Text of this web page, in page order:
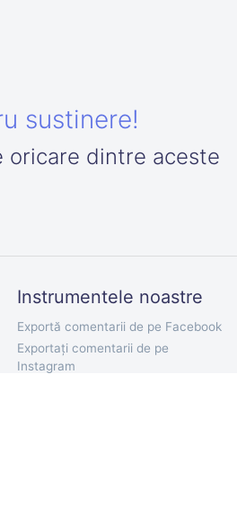
sustinere!
oricare dintre aceste
Instrumentele noastre
Exportă comentarii de pe Facebook
Exportați comentarii de pe
Instagram